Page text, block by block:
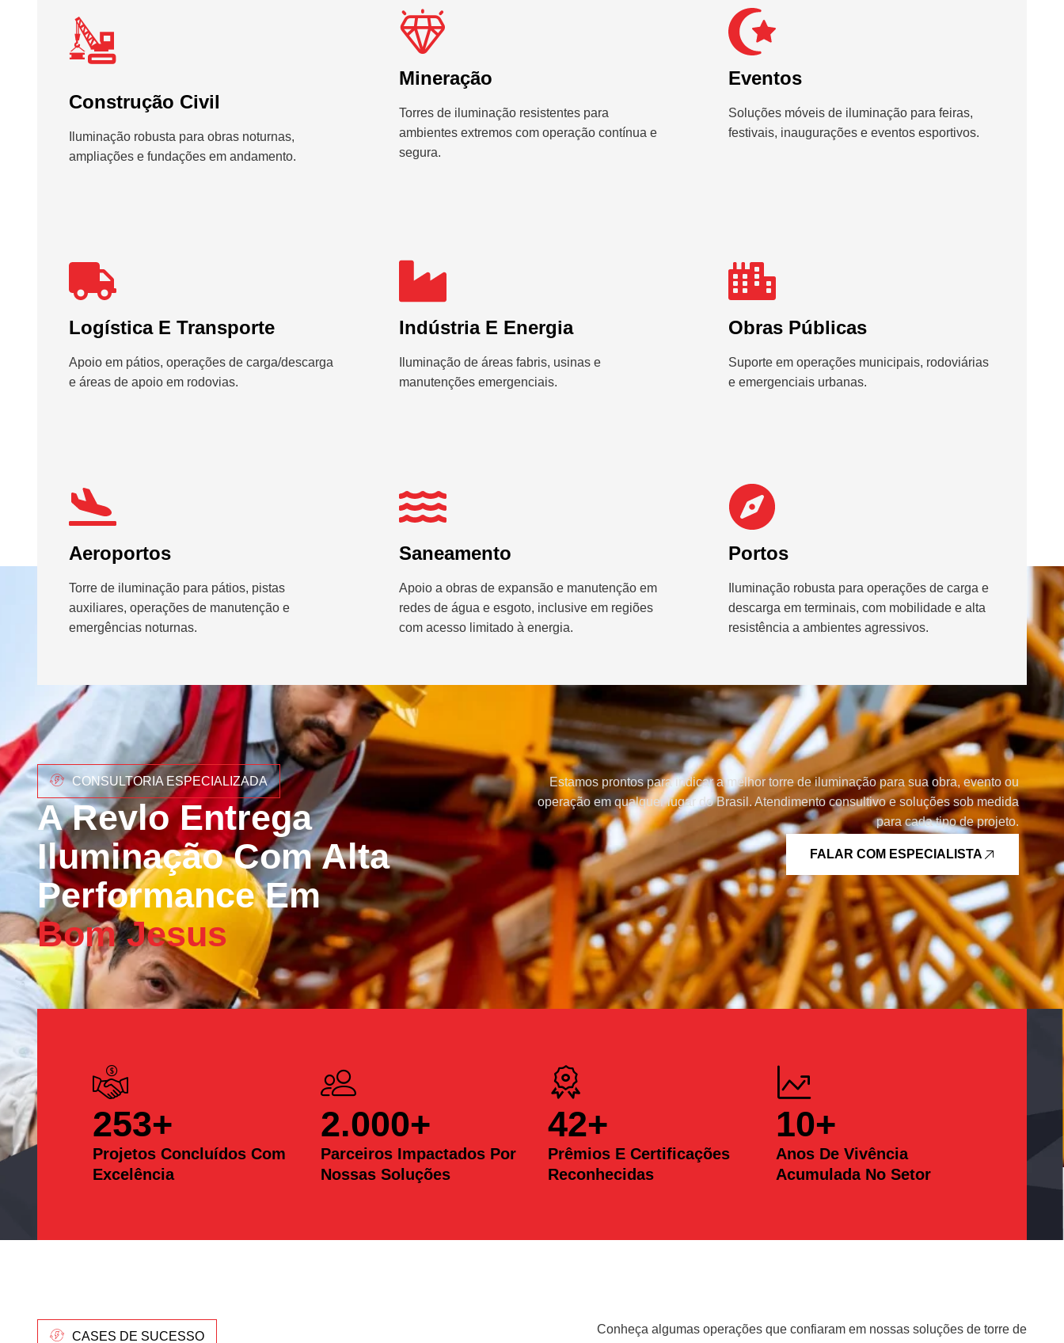
Construção Civil
Iluminação robusta para obras noturnas,
ampliações e fundações em andamento.
Mineração
Torres de iluminação resistentes para
ambientes extremos com operação contínua e
segura.
Eventos
Soluções móveis de iluminação para feiras,
festivais, inaugurações e eventos esportivos.
Logística E Transporte
Apoio em pátios, operações de carga/descarga
e áreas de apoio em rodovias.
Indústria E Energia
Iluminação de áreas fabris, usinas e
manutenções emergenciais.
Obras Públicas
Suporte em operações municipais, rodoviárias
e emergenciais urbanas.
Aeroportos
Torre de iluminação para pátios, pistas
auxiliares, operações de manutenção e
emergências noturnas.
Saneamento
Apoio a obras de expansão e manutenção em
redes de água e esgoto, inclusive em regiões
com acesso limitado à energia.
Portos
Iluminação robusta para operações de carga e
descarga em terminais, com mobilidade e alta
resistência a ambientes agressivos.
CONSULTORIA ESPECIALIZADA
A Revlo Entrega
Iluminação Com Alta
Performance Em
Bom Jesus
Estamos prontos para indicar a melhor torre de iluminação para sua obra, evento ou
operação em qualquer lugar do Brasil. Atendimento consultivo e soluções sob medida
para cada tipo de projeto.
FALAR COM ESPECIALISTA
Projetos Concluídos Com
Excelência
253+
Parceiros Impactados Por
Nossas Soluções
2.000+
Prêmios E Certificações
Reconhecidas
42+
Anos De Vivência
Acumulada No Setor
10+
CASES DE SUCESSO
Conheça algumas operações que confiaram em nossas soluções de torre de